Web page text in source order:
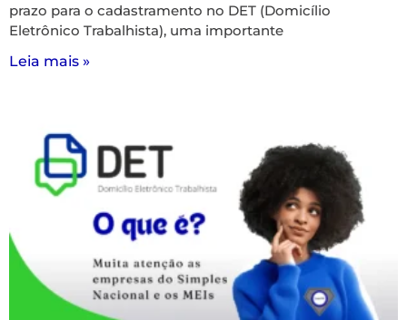
prazo para o cadastramento no DET (Domicílio
Eletrônico Trabalhista), uma importante
Leia mais »